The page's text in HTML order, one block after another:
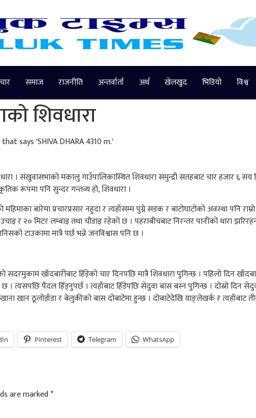
समाज राजनीति अन्तर्वार्ता अर्थ खेलखुद भिडियो विश्व
शिवधारा
। संखुवासभाको मकालु गाउँपालिकास्थित शिवधारा समुन्द्री सतहबाट चार हजार ६
रूपमा पनि सुन्दर गन्तव्य हो, शिवधारा ।
बारेमा प्रचारप्रसार नहुदा र त्यहाँसम्म पुग्ने सडक र बाटोघाटोको अवस्था पनि
र २० मिटर लम्बाइ तथा चौडाइ रहेको छ । पहराबीचबाट निरन्तर पानीको धारा
टाउकामा मात्रै पर्छ भन्ने जनविश्वास पनि छ ।
सदरमुकाम खाँदबारीबाट हिँडेको चार दिनपछि मात्रै शिवधारा पुगिन्छ । पहिलो दिन
त्यसपछि पैदल हिँड्नुपर्छ । त्यहाँबाट हिँडेपछि सेदुवा बास बस्न पुगिन्छ । दोस्रो दिन
खान ठूलोडाँडा र बेलुकीको बास दोबाटेमा हुन्छ । दोबाटेदेखि याङ्लेखर्क र त्यहाँबाट
Pinterest Telegram WhatsApp
are marked*